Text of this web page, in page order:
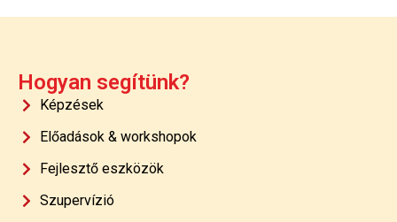
Hogyan segítünk?
Képzések
Előadások & workshopok
Fejlesztő eszközök
Szupervízió